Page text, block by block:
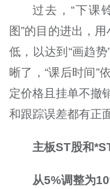
过去， “下课
图”的目的进出，
低，以达到 “画趋势
晰了，“课后时间”
定价格且挂单不撤
和跟踪误差都有正
主板ST股和
从5%调整为